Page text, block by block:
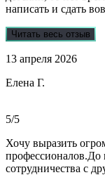
написать и сдать
Dist-help. Все мои
выполнили очень
реагируют и
Читать весь отзыв
13 апреля 2026
Елена Г.
5/5
Хочу выразить
сотрудничества с